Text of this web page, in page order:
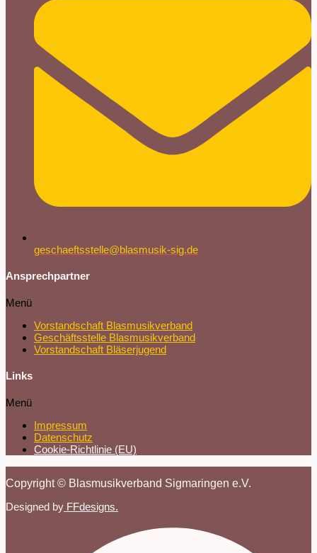
geschaeftsstelle@blasmusik-sig.de
Ansprechpartner
Menü
Vorstandschaft Blasmusikverband
Geschäftsstelle Blasmusikverband
Vorstandschaft Bläserjugend
Links
Menü
Impressum
Datenschutz
Cookie-Richtlinie (EU)
Copyright © Blasmusikverband Sigmaringen e.V.
Designed by FFdesigns.